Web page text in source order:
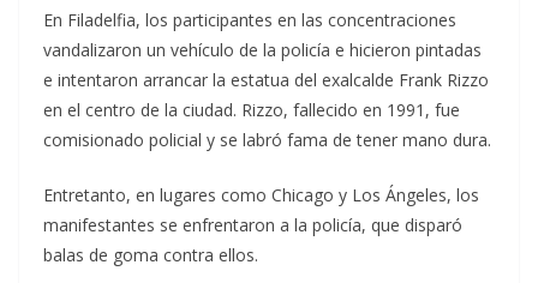
En Filadelfia, los participantes en las concentraciones
vandalizaron un vehículo de la policía e hicieron pintadas
e intentaron arrancar la estatua del exalcalde Frank Rizzo
en el centro de la ciudad. Rizzo, fallecido en 1991, fue
comisionado policial y se labró fama de tener mano dura.
Entretanto, en lugares como Chicago y Los Ángeles, los
manifestantes se enfrentaron a la policía, que disparó
balas de goma contra ellos.